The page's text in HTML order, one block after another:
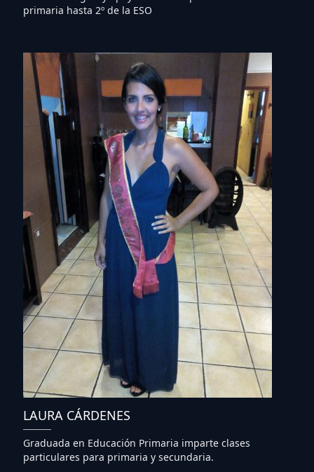
primaria hasta 2º de la ESO
LAURA CÁRDENES
Graduada en Educación Primaria imparte clases
particulares para primaria y secundaria.